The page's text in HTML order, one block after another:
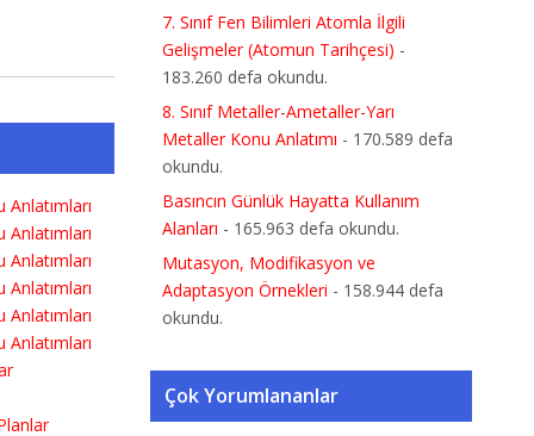
7. Sınıf Fen Bilimleri Atomla İlgili
Gelişmeler (Atomun Tarihçesi) -
183.260 defa okundu.
8. Sınıf Metaller-Ametaller-Yarı
Metaller Konu Anlatımı - 170.589 defa
okundu.
Basıncın Günlük Hayatta Kullanım
Alanları - 165.963 defa okundu.
Mutasyon, Modifikasyon ve
Adaptasyon Örnekleri - 158.944 defa
okundu.
Çok Yorumlananlar